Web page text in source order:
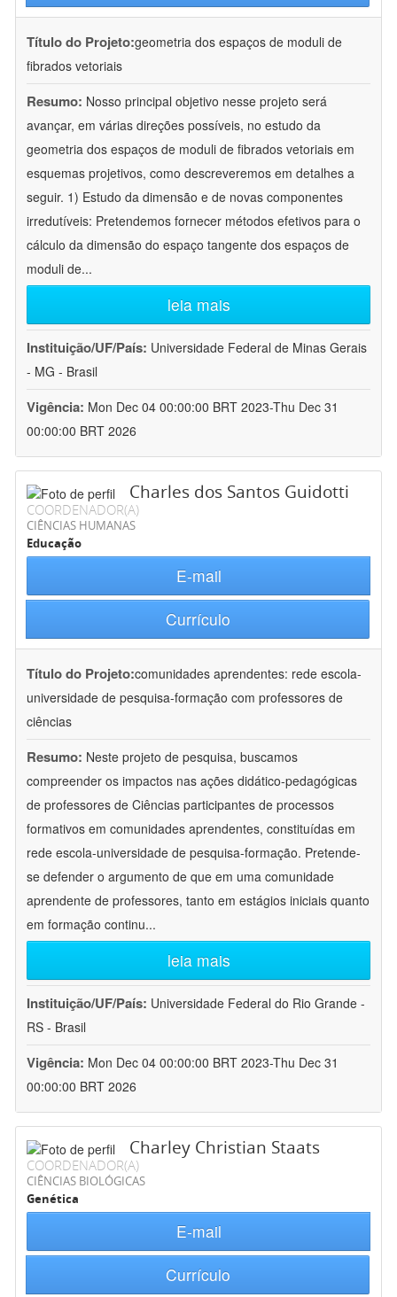
Título do Projeto:geometria dos espaços de moduli de
fibrados vetoriais
Resumo: Nosso principal objetivo nesse projeto será
avançar, em várias direções possíveis, no estudo da
geometria dos espaços de moduli de fibrados vetoriais em
esquemas projetivos, como descreveremos em detalhes a
seguir. 1) Estudo da dimensão e de novas componentes
irredutíveis: Pretendemos fornecer métodos efetivos para o
cálculo da dimensão do espaço tangente dos espaços de
moduli de...
leia mais
Instituição/UF/País: Universidade Federal de Minas Gerais
- MG - Brasil
Vigência: Mon Dec 04 00:00:00 BRT 2023-Thu Dec 31
00:00:00 BRT 2026
Charles dos Santos Guidotti
COORDENADOR(A)
CIÊNCIAS HUMANAS
Educação
E-mail
Currículo
Título do Projeto:comunidades aprendentes: rede escola-
universidade de pesquisa-formação com professores de
ciências
Resumo: Neste projeto de pesquisa, buscamos
compreender os impactos nas ações didático-pedagógicas
de professores de Ciências participantes de processos
formativos em comunidades aprendentes, constituídas em
rede escola-universidade de pesquisa-formação. Pretende-
se defender o argumento de que em uma comunidade
aprendente de professores, tanto em estágios iniciais quanto
em formação continu...
leia mais
Instituição/UF/País: Universidade Federal do Rio Grande -
RS - Brasil
Vigência: Mon Dec 04 00:00:00 BRT 2023-Thu Dec 31
00:00:00 BRT 2026
Charley Christian Staats
COORDENADOR(A)
CIÊNCIAS BIOLÓGICAS
Genética
E-mail
Currículo